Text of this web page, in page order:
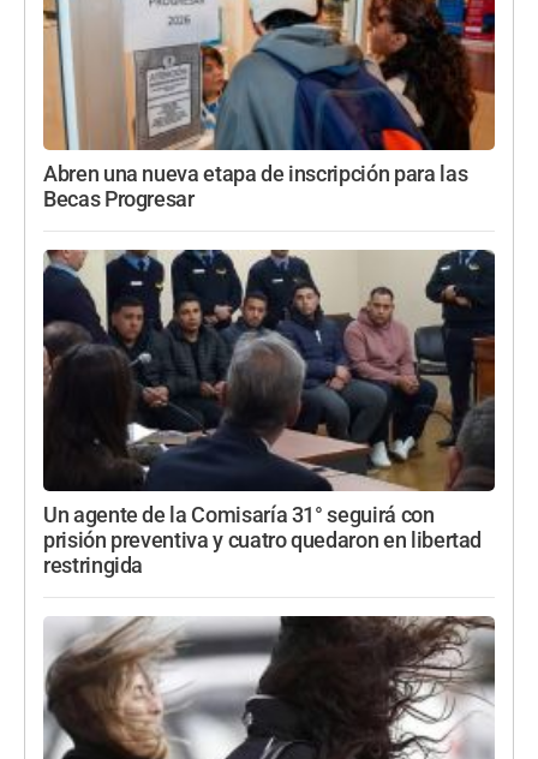
Abren una nueva etapa de inscripción para las
Becas Progresar
Un agente de la Comisaría 31° seguirá con
prisión preventiva y cuatro quedaron en libertad
restringida